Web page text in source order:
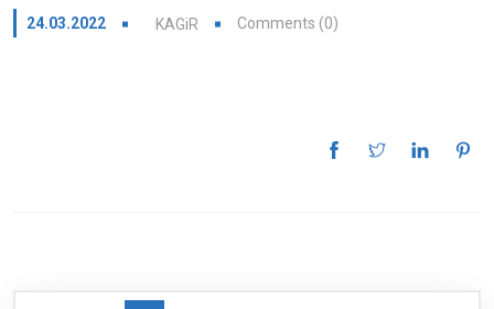
24.03.2022 KAGiR Comments (0)